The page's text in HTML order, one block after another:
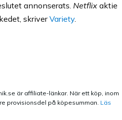
annonserats. Netflix aktie
skriverVariety.
är affiliate-länkar. När ett köp, inom
provisionsdel på köpesumman. Läs